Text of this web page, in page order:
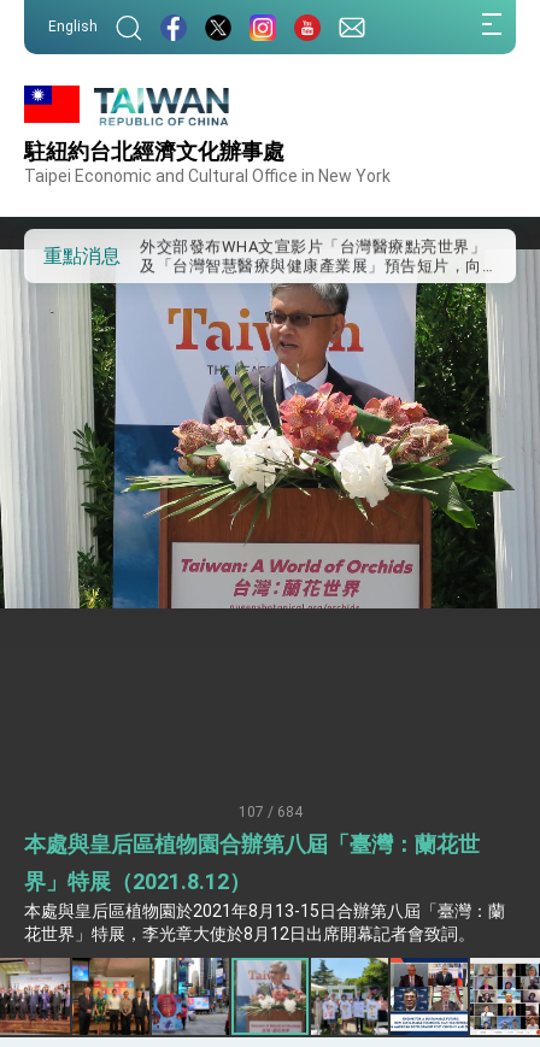
English
駐紐約台北經濟文化辦事處
Taipei Economic and Cultural Office in New York
重點消息
外交部重要言論
我國政府將在美國亞利桑納州設立「駐鳳凰城辦
事處」，進一步深化台美交流合作
經驗為亞太醫療照護發展開創新里程碑
外交部發布WHA文宣影片「台灣醫療點亮世界」
及「台灣智慧醫療與健康產業展」預告短片，向
世界展現台灣守護全球健康的創新能量
總統出訪史瓦帝尼返國談話 強調臺灣人有權利
走向世界 盼與理念相近國家共同維護國際秩序
堅定走向世界 賴總統抵達史瓦帝尼王國進行國是
總統與五院院長新春茶敘 盼化分歧為團結、為
國家邁出合作第一步
總統農曆春節談話
台美貿易協議完成簽署達成6大目標、創5大歷史
性突破 總統強調將以3大面向加速臺灣經濟轉型
升級 籲請立院全力支持並盡速通過
臺美簽署「對等貿易協定」確立對等關稅15%且不
疊加 我輸美2072項產品豁免對等關稅
總統接受「法新社」（AFP）專訪內容
副總統接見美參議員蓋耶哥 強調美國是臺灣重
要合作夥伴
外交部長林佳龍午宴歡迎美國聯邦參議員蓋耶哥
訪問團
外交部長林佳龍接見美國智庫「德國馬歇爾基金
會」訪問團一行，深化跨大西洋戰略夥伴關係
臺美經貿談判獲階段性成果 卓揆期勉爭取時間完
成「臺美對等貿易協定」簽署
卓揆：臺美關稅談判階段性結果有助臺灣取得有
利戰略地位 全力支持「臺美對等貿易協定」簽署
107 / 684
本處與皇后區植物園合辦第八屆「臺灣：蘭花世
界」特展（2021.8.12）
本處與皇后區植物園於2021年8月13-15日合辦第八屆「臺灣：蘭
花世界」特展，李光章大使於8月12日出席開幕記者會致詞。